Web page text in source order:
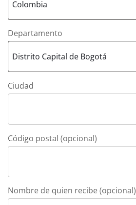
Departamento
Ciudad
Código postal (opcional)
Nombre de quien recibe (opcional)